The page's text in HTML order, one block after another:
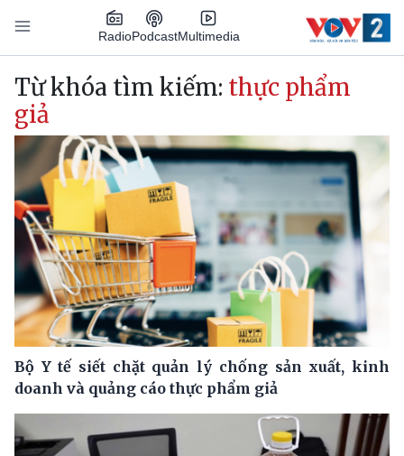
Nhảy đến nội dung
RadioPodcastMultimedia
Main navigation
Từ khóa tìm kiếm: thực phẩm
giả
Bộ Y tế siết chặt quản lý chống sản xuất, kinh
doanh và quảng cáo thực phẩm giả